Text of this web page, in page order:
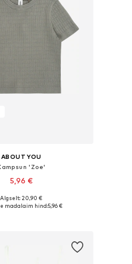
ABOUT YOU
'Zoe'
5,96 €
Algselt: 20,90 €
madalaim hind:5,96 €